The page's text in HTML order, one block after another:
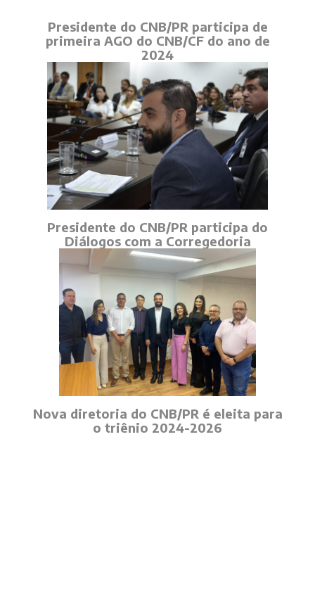
Presidente do CNB/PR participa de
primeira AGO do CNB/CF do ano de
2024
Presidente do CNB/PR participa do
Diálogos com a Corregedoria
Nova diretoria do CNB/PR é eleita para
o triênio 2024-2026